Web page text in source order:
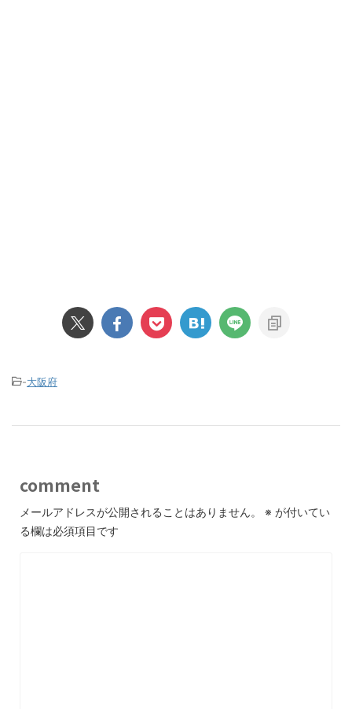
-大阪府
comment
メールアドレスが公開されることはありません。 ※ が付いてい
る欄は必須項目です